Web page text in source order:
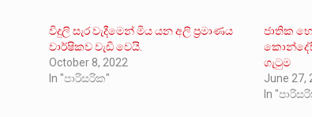
විදුලි සැර වැදීමෙන් මිය යන අලි ප්‍රමාණය
වාර්ෂිකව වැඩි වෙයි.
October 8, 2022
In "පාරිසරික"
ජාතික
ගැටුම
June 27,
In